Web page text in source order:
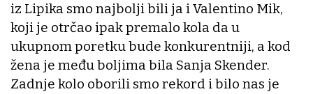
iz Lipika smo najbolji bili ja i Valentino Mik,
koji je otrčao ipak premalo kola da u
ukupnom poretku bude konkurentniji, a kod
žena je među boljima bila Sanja Skender.
Zadnje kolo oborili smo rekord i bilo nas je